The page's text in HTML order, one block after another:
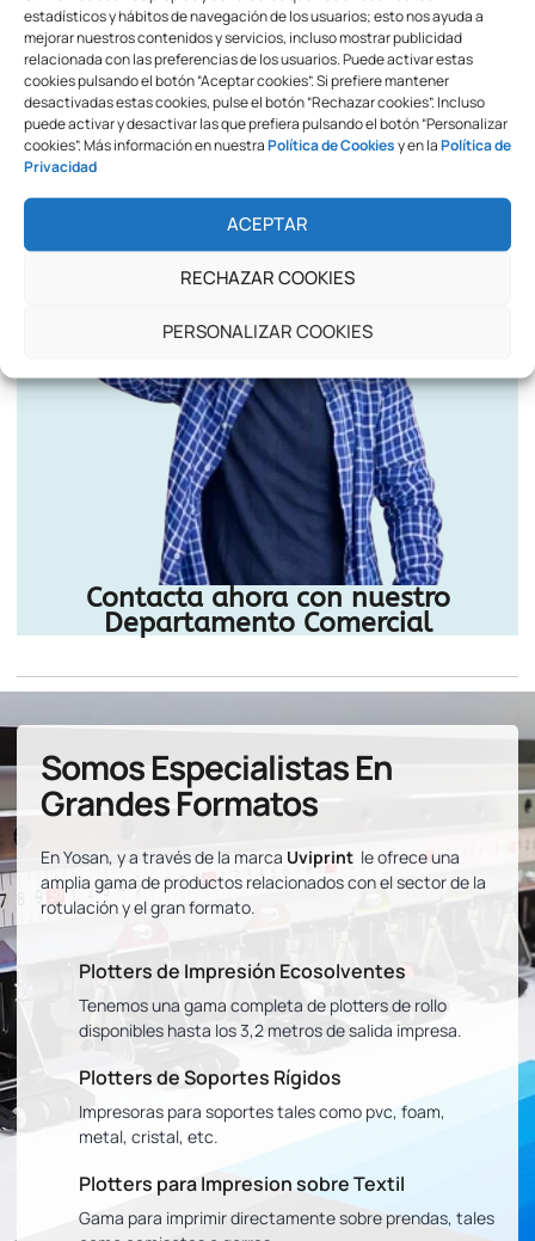
estadísticos y hábitos de navegación de los usuarios; esto nos ayuda a
mejorar nuestros contenidos y servicios, incluso mostrar publicidad
relacionada con las preferencias de los usuarios. Puede activar estas
cookies pulsando el botón “Aceptar cookies”. Si prefiere mantener
desactivadas estas cookies, pulse el botón “Rechazar cookies”. Incluso
puede activar y desactivar las que prefiera pulsando el botón “Personalizar
cookies”. Más información en nuestraPolítica de Cookiesy en laPolítica de
Privacidad
ACEPTAR
RECHAZAR COOKIES
PERSONALIZAR COOKIES
Plastificación y Laminado
Sin categorizar
¿Aún no encuentras lo que buscas?
Contacta ahora con nuestro
Departamento Comercial
Somos Especialistas En
Grandes Formatos
En Yosan, y a través de la marca Uviprint le ofrece una
amplia gama de productos relacionados con el sector de la
rotulación y el gran formato.
Plotters de Impresión Ecosolventes
Tenemos una gama completa de plotters de rollo
disponibles hasta los 3,2 metros de salida impresa.
Plotters de Soportes Rígidos
Impresoras para soportes tales como pvc, foam,
metal, cristal, etc.
Plotters para Impresion sobre Textil
Gama para imprimir directamente sobre prendas, tales